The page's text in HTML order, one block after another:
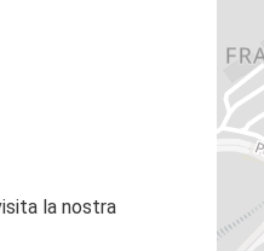
la nostra